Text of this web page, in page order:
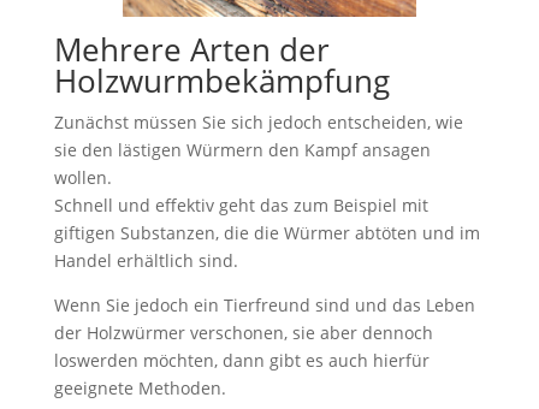
Mehrere Arten der
Holzwurmbekämpfung
Zunächst müssen Sie sich jedoch entscheiden, wie
sie den lästigen Würmern den Kampf ansagen
wollen.
Schnell und effektiv geht das zum Beispiel mit
giftigen Substanzen, die die Würmer abtöten und im
Handel erhältlich sind.
Wenn Sie jedoch ein Tierfreund sind und das Leben
der Holzwürmer verschonen, sie aber dennoch
loswerden möchten, dann gibt es auch hierfür
geeignete Methoden.